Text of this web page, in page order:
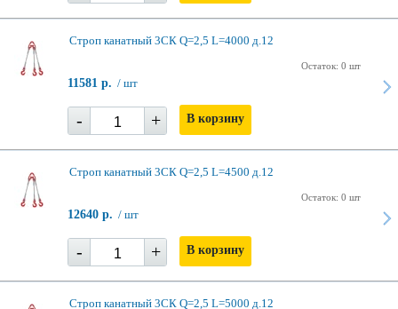
Строп канатный 3СК Q=2,5 L=4000 д.12
Остаток: 0 шт
11581 р. / шт
- + В корзину
Строп канатный 3СК Q=2,5 L=4500 д.12
Остаток: 0 шт
12640 р. / шт
- + В корзину
Строп канатный 3СК Q=2,5 L=5000 д.12